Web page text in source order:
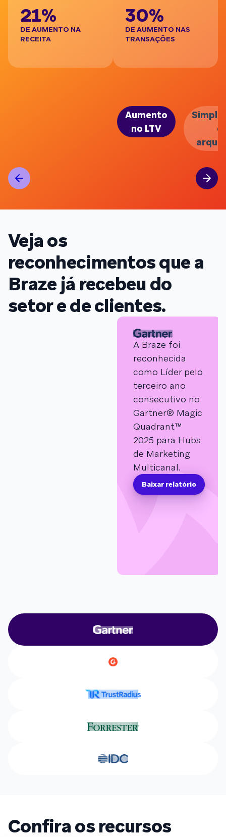
21%
DE AUMENTO NA
RECEITA
30%
DE AUMENTO NAS
TRANSAÇÕES
Aumento
no LTV
Veja os
reconhecimentos que a
Braze já recebeu do
setor e de clientes.
A Braze foi
reconhecida
como Líder pelo
terceiro ano
consecutivo no
Gartner® Magic
Quadrant™
2025 para Hubs
de Marketing
Multicanal.
Baixar relatório
Confira os recursos